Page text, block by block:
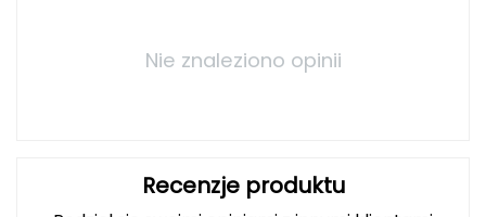
Nie znaleziono opinii
Recenzje produktu